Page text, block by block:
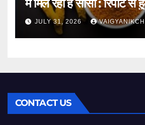
में मिल रहा है सीसा : रिपोर्ट
JULY 31, 2026
CONTACT US